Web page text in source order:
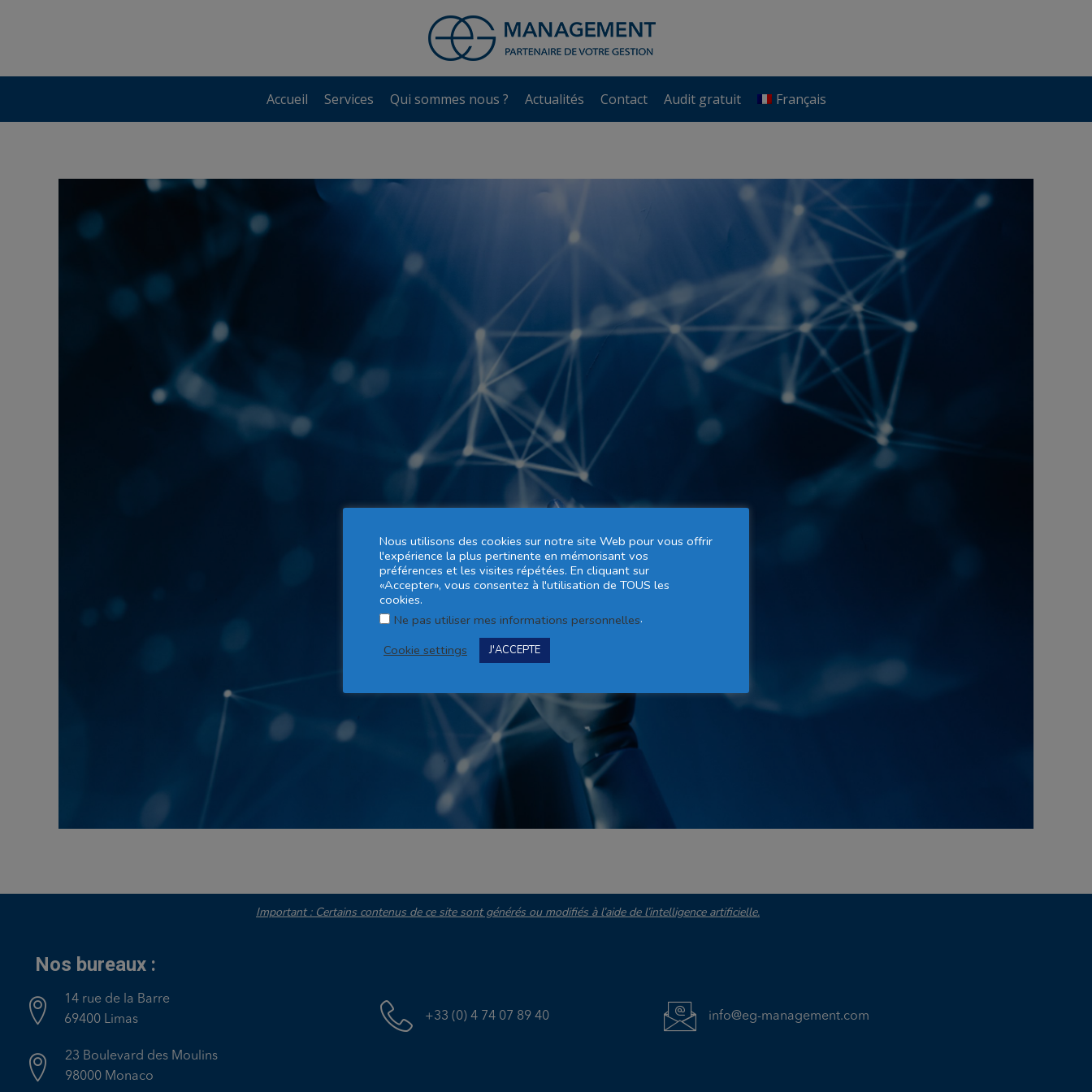
Accueil Services Qui sommes nous ? Actualités Contact Audit gratuit Français
Important : Certains contenus de ce site sont générés ou modifiés à l’aide de l’intelligence artificielle.
Nos bureaux :
14 rue de la Barre
69400 Limas
23 Boulevard des Moulins
98000 Monaco
+33 (0) 4 74 07 89 40 info@eg-management.com
Nous utilisons des cookies sur notre site Web pour vous offrir
l'expérience la plus pertinente en mémorisant vos
préférences et les visites répétées. En cliquant sur
«Accepter», vous consentez à l'utilisation de TOUS les
cookies.
Ne pas utiliser mes informations personnelles.
Cookie settings
J'ACCEPTE
Qui sommes nous ? Actualités Contact